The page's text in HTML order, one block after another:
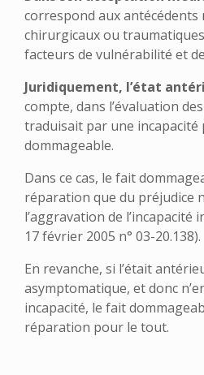
correspond aux antécédents
chirurgicaux ou
facteurs de vulnérabilité et
Juridiquement, l’état
compte, dans l’évaluation
traduisait par une
dommageable.
Dans ce cas, le fait
réparation que du préjudice
l’aggravation de l’incapacité
17 février 2005 n° 03-20.138).
En revanche, si l’était
asymptomatique, et donc
incapacité, le fait
réparation pour le tout.